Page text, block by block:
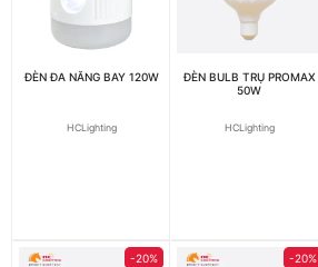
ĐÈN ĐA NĂNG BAY 120W
HCLighting
ĐÈN BULB TRỤ PROMAX
50W
HCLighting
-20% -20%